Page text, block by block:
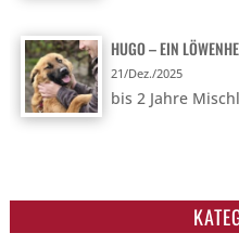
HUGO – EIN
21/Dez./2025
bis 2 Jahre